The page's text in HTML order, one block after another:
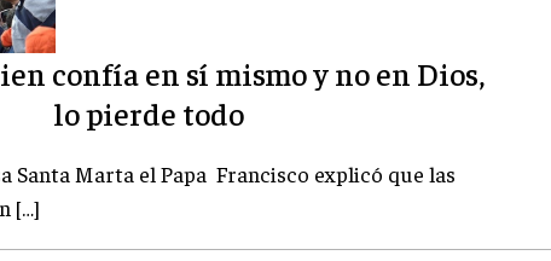
confía en sí mismo y no en Dios,
lo pierde todo
Santa Marta el Papa Francisco explicó que las
[…]